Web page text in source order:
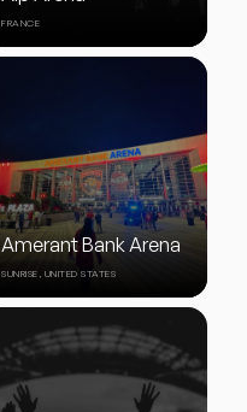
FRANCE
Amerant Bank Arena
SUNRISE, UNITED STATES